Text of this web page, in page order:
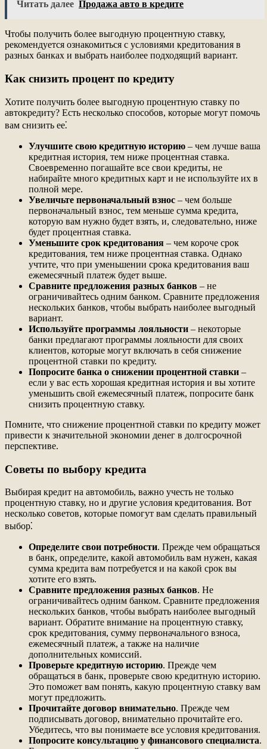
Читать далее Продажа авто в кредите
Чтобы получить более выгодную процентную ставку,
рекомендуется ознакомиться с условиями кредитования в
разных банках и выбрать наиболее подходящий вариант.
Как снизить процент по кредиту
Хотите получить более выгодную процентную ставку по
автокредиту? Есть несколько способов, которые могут помочь
вам снизить ее⁚
Улучшите свою кредитную историю – чем лучше ваша
кредитная история, тем ниже процентная ставка.
Своевременно погашайте все свои кредиты, не
набирайте много кредитных карт и не используйте их в
полной мере.
Увеличьте первоначальный взнос – чем больше
первоначальный взнос, тем меньше сумма кредита,
которую вам нужно будет взять, и, следовательно, ниже
будет процентная ставка.
Уменьшите срок кредитования – чем короче срок
кредитования, тем ниже процентная ставка. Однако
учтите, что при уменьшении срока кредитования ваш
ежемесячный платеж будет выше.
Сравните предложения разных банков – не
ограничивайтесь одним банком. Сравните предложения
нескольких банков, чтобы выбрать наиболее выгодный
вариант.
Используйте программы лояльности – некоторые
банки предлагают программы лояльности для своих
клиентов, которые могут включать в себя снижение
процентной ставки по кредиту.
Попросите банка о снижении процентной ставки –
если у вас есть хорошая кредитная история и вы хотите
уменьшить свой ежемесячный платеж, попросите банк
снизить процентную ставку.
Помните, что снижение процентной ставки по кредиту может
привести к значительной экономии денег в долгосрочной
перспективе.
Советы по выбору кредита
Выбирая кредит на автомобиль, важно учесть не только
процентную ставку, но и другие условия кредитования. Вот
несколько советов, которые помогут вам сделать правильный
выбор⁚
Определите свои потребности. Прежде чем обращаться
в банк, определите, какой автомобиль вам нужен, какая
сумма кредита вам потребуется и на какой срок вы
хотите его взять.
Сравните предложения разных банков. Не
ограничивайтесь одним банком. Сравните предложения
нескольких банков, чтобы выбрать наиболее выгодный
вариант. Обратите внимание на процентную ставку,
срок кредитования, сумму первоначального взноса,
ежемесячный платеж, а также на наличие
дополнительных комиссий.
Проверьте кредитную историю. Прежде чем
обращаться в банк, проверьте свою кредитную историю.
Это поможет вам понять, какую процентную ставку вам
могут предложить.
Прочитайте договор внимательно. Прежде чем
подписывать договор, внимательно прочитайте его.
Убедитесь, что вы понимаете все условия кредитования.
Попросите консультацию у финансового специалиста.